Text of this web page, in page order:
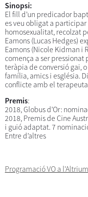
Sinopsi:
El fill d’un predicador
es veu obligat a participar
homosexualitat, recolzat
Eamons (Lucas Hedges)
Eamons (Nicole Kidman i
comença a ser pressionat
teràpia de conversió gai,
família, amics i església.
conflicte amb el
Premis:
2018, Globus d’Or:
2018, Premis de Cine
i guió adaptat. 7
Entre d’altres
Programació VO a